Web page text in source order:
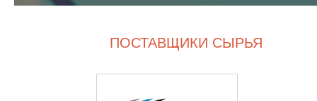
ПОСТАВЩИКИ СЫРЬЯ